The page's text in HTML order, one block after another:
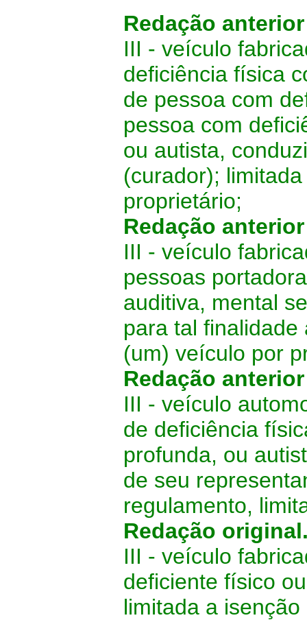
Redação
III - veículo
deficiência física
de pessoa com
pessoa com
ou autista,
(curador);
proprietário;
Redação
III - veículo
pessoas
auditiva, mental
para tal
(um) veículo por
Redação
III - veículo
de deficiência
profunda, ou
de seu
regulamento,
Redação
III - veículo
deficiente físico
limitada a